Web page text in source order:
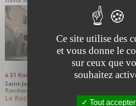
languedocien
à 31 Km
Saint-Jean-de-la-Blaquière -
Hérault
Randonnées
Le Rocher des Vierges
à 33 Km
Lac du
Ce site utilise des
et vous donne le
sur ceux que
souhaitez
Tout accepter